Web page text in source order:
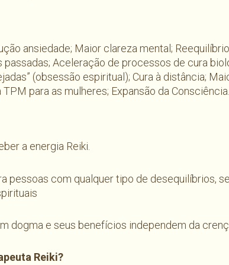
ansiedade; Maior clareza mental;
passadas; Aceleração de processos de cura
(obsessão espiritual); Cura à distância;
para as mulheres; Expansão da Consciência.
a energia Reiki.
pessoas com qualquer tipo de desequilíbrios,
dogma e seus benefícios independem da
Reiki?